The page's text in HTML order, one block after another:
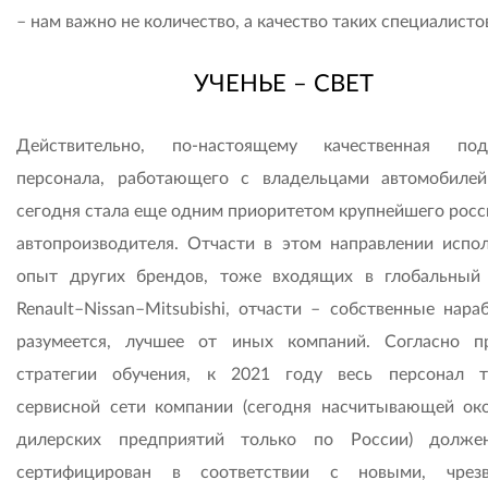
– нам важно не количество, а качество таких
УЧЕНЬЕ – СВЕТ
Действительно, по-настоящему качественная
персонала, работающего с владельцами
сегодня стала еще одним приоритетом крупнейшего
автопроизводителя. Отчасти в этом направлении
опыт других брендов, тоже входящих в глобальный
Renault–Nissan–Mitsubishi, отчасти – собственные
разумеется, лучшее от иных компаний. Согласно
стратегии обучения, к 2021 году весь персонал
сервисной сети компании (сегодня насчитывающей
дилерских предприятий только по России)
сертифицирован в соответствии с новыми,